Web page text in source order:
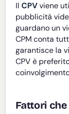
IlCPVviene
pubblicità
guardano un
CPM conta
garantisce la
CPV è
Fattori